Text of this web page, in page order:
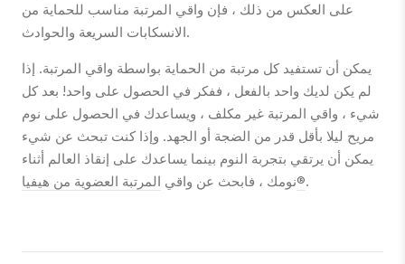
على العكس من ذلك ، فإن واقي المرتبة مناسب للحماية من
الانسكابات السريعة والحوادث.
يمكن أن تستفيد كل مرتبة من الحماية بواسطة واقي المرتبة. إذا
لم يكن لديك واحد بالفعل ، ففكر في الحصول على واحد! بعد كل
شيء ، واقي المرتبة غير مكلف ، ويساعدك في الحصول على نوم
مريح ليلا بأقل قدر من الضجة أو الجهد. وإذا كنت تبحث عن شيء
يمكن أن يرتقي بتجربة النوم بينما يساعدك على إنقاذ العالم أثناء
نومك ، فابحث عن واقيالمرتبة العضوية من هيفيا®.